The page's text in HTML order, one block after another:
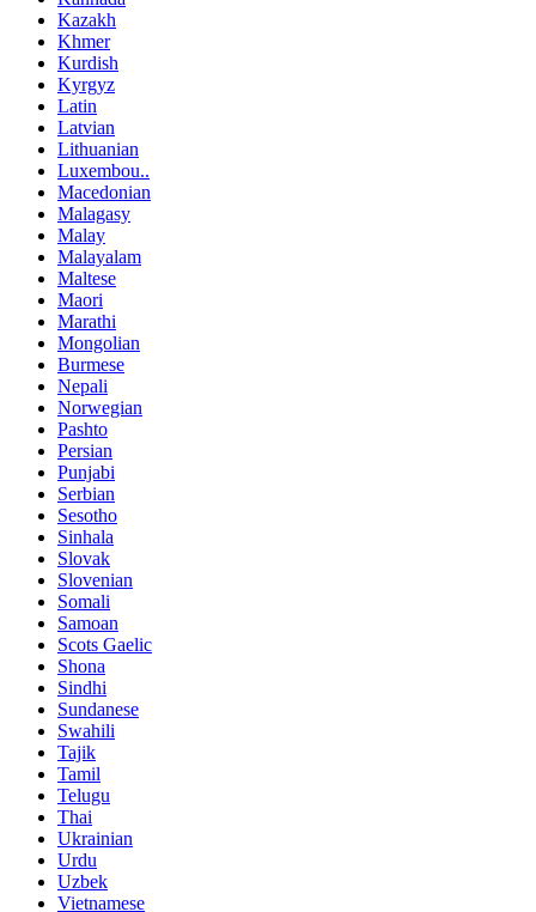
Kazakh
Khmer
Kurdish
Kyrgyz
Latin
Latvian
Lithuanian
Luxembou..
Macedonian
Malagasy
Malay
Malayalam
Maltese
Maori
Marathi
Mongolian
Burmese
Nepali
Norwegian
Pashto
Persian
Punjabi
Serbian
Sesotho
Sinhala
Slovak
Slovenian
Somali
Samoan
Scots Gaelic
Shona
Sindhi
Sundanese
Swahili
Tajik
Tamil
Telugu
Thai
Ukrainian
Urdu
Uzbek
Vietnamese